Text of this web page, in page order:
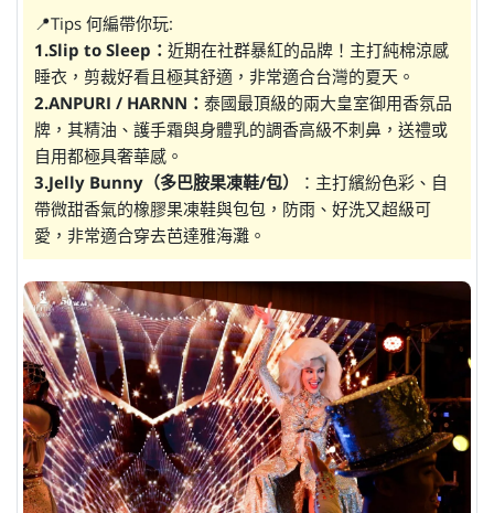
📍Tips 何編帶你玩:
1.Slip to Sleep： 近期在社群暴紅的品牌！主打純棉涼感
睡衣，剪裁好看且極其舒適，非常適合台灣的夏天。
2.ANPURI / HARNN： 泰國最頂級的兩大皇室御用香氛品
牌，其精油、護手霜與身體乳的調香高級不刺鼻，送禮或
自用都極具奢華感。
3.Jelly Bunny（多巴胺果凍鞋/包）
：主打繽紛色彩、自
帶微甜香氣的橡膠果凍鞋與包包，防雨、好洗又超級可
愛，非常適合穿去芭達雅海灘。